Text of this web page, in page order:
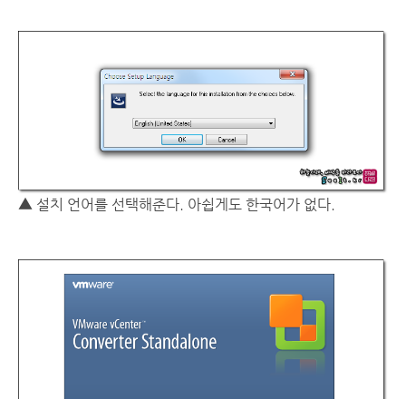
▲ 설치 언어를 선택해준다. 아쉽게도 한국어가 없다.